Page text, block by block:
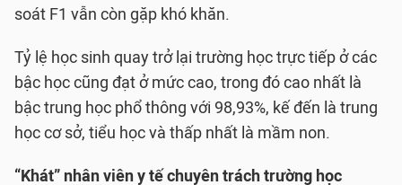
soát F1 vẫn còn gặp khó khăn.
Tỷ lệ học sinh quay trở lại trường học trực tiếp ở các
bậc học cũng đạt ở mức cao, trong đó cao nhất là
bậc trung học phổ thông với 98,93%, kế đến là trung
học cơ sở, tiểu học và thấp nhất là mầm non.
“Khát” nhân viên y tế chuyên trách trường học